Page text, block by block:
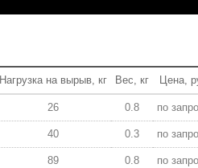
Нагрузка на вырыв, кг Вес, кг Цена,
26 0.8 по
40 0.3 по
89 0.8 по